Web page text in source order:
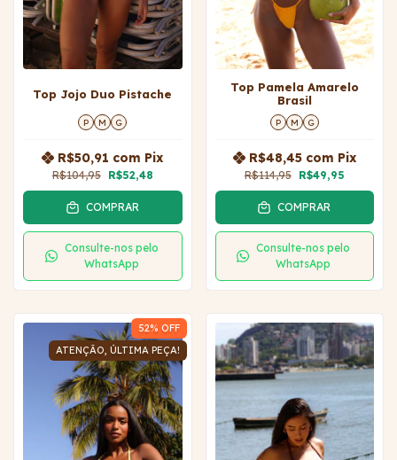
Top Jojo Duo Pistache
P M G
R$104,95 R$52,48
R$50,91 com Pix
COMPRAR
Consulte-nos pelo
WhatsApp
Top Pamela Amarelo
Brasil
P M G
R$114,95 R$49,95
R$48,45 com Pix
COMPRAR
Consulte-nos pelo
WhatsApp
52% OFF
ATENÇÃO, ÚLTIMA PEÇA!